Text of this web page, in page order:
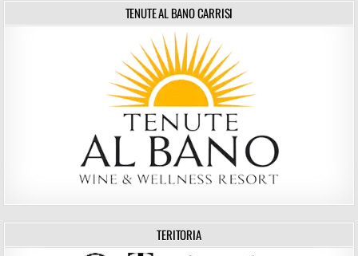
TENUTE AL BANO CARRISI
TERITORIA